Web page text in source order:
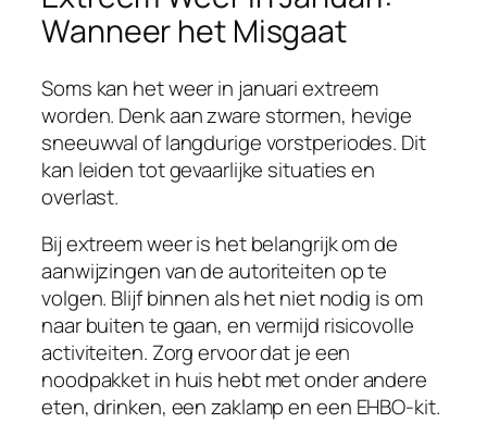
Wanneer het Misgaat
Soms kan het weer in januari extreem
worden. Denk aan zware stormen, hevige
sneeuwval of langdurige vorstperiodes. Dit
kan leiden tot gevaarlijke situaties en
overlast.
Bij extreem weer is het belangrijk om de
aanwijzingen van de autoriteiten op te
volgen. Blijf binnen als het niet nodig is om
naar buiten te gaan, en vermijd risicovolle
activiteiten. Zorg ervoor dat je een
noodpakket in huis hebt met onder andere
eten, drinken, een zaklamp en een EHBO-kit.